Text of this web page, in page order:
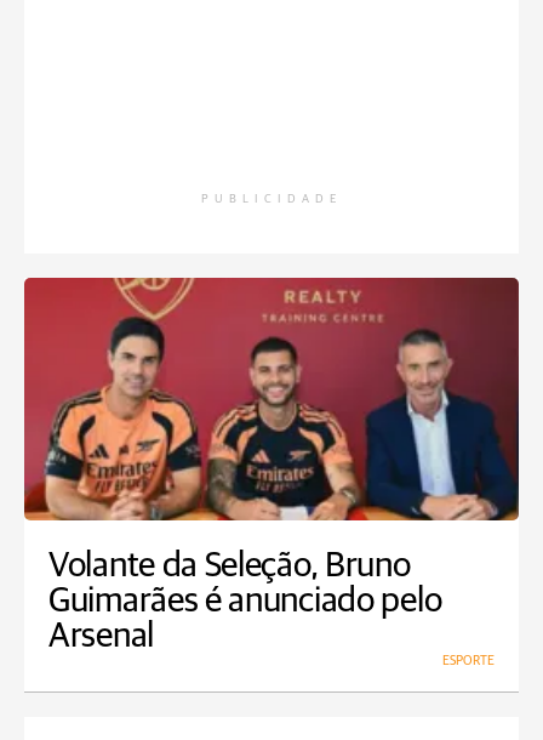
PUBLICIDADE
Volante da Seleção, Bruno
Guimarães é anunciado pelo
Arsenal
ESPORTE